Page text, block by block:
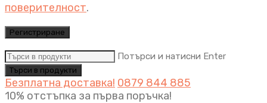
поверителност.
Регистриране
Потърси и натисни Enter
Безплатна доставка! 0879 844 885
10% отстъпка за първа поръчка!